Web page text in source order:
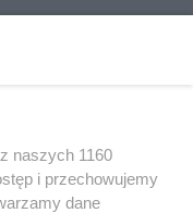
[GALERIA]
tradycją
naszych 1160
i przechowujemy
dane